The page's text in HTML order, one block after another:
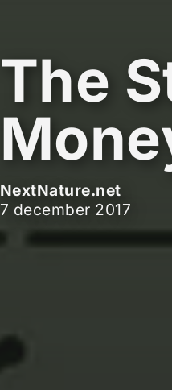
The
NextNature.net
7 december 2017